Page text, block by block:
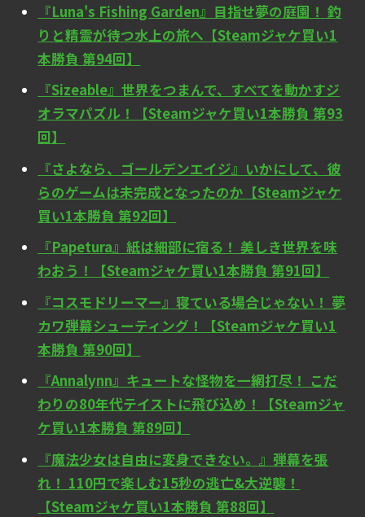
『Luna's Fishing Garden』目指せ夢の庭園！ 釣
りと精霊が待つ水上の旅へ【Steamジャケ買い1
本勝負 第94回】
『Sizeable』世界をつまんで、すべてを動かすジ
オラマパズル！【Steamジャケ買い1本勝負 第93
回】
『さよなら、ゴールデンエイジ』いかにして、彼
らのゲームは未完成となったのか【Steamジャケ
買い1本勝負 第92回】
『Papetura』紙は細部に宿る！ 美しき世界を味
わおう！【Steamジャケ買い1本勝負 第91回】
『コスモドリーマー』寝ている場合じゃない！ 夢
カワ弾幕シューティング！【Steamジャケ買い1
本勝負 第90回】
『Annalynn』キュートな怪物を一網打尽！ こだ
わりの80年代テイストに飛び込め！【Steamジャ
ケ買い1本勝負 第89回】
『魔法少女は自由に変身できない。』弾幕を張
れ！ 110円で楽しむ15秒の逃亡&大逆襲！
【Steamジャケ買い1本勝負 第88回】